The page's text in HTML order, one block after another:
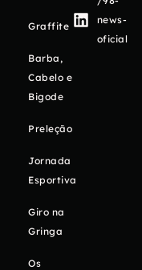
Graffite
Barba,
Cabelo e
Bigode
Preleção
Jornada
Esportiva
Giro na
Gringa
Os
news-
oficial